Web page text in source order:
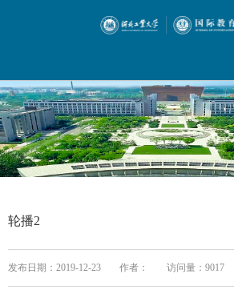
轮播2
发布日期：2019-12-23 作者： 访问量： 9017